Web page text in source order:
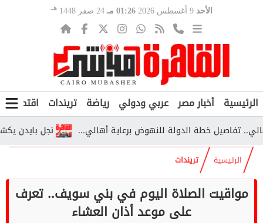
الأحد 9 أغسطس 2026 01:26 مـ 24 صفر 1448 هـ
الرئيسية أخبار مصر عربي ودولي رياضة تريندات اقتصاد
نجل بايدن يكشف
الرئيسية تريندات
مواقيت الصلاة اليوم في بني سويف.. تعرف
على موعد أذان العشاء